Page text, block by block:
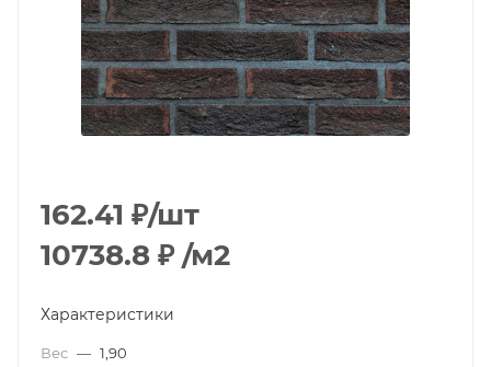
162.41 ₽/шт
10738.8 ₽ /м2
Характеристики
Вес — 1,90